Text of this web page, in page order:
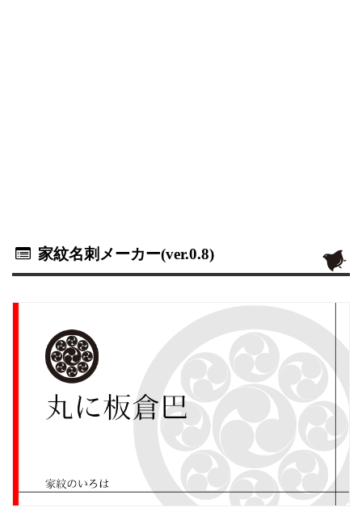
家紋名刺メーカー(ver.0.8)